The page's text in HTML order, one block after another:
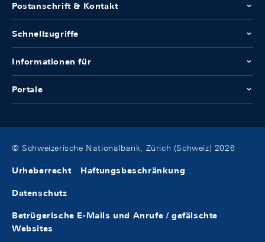
Postanschrift & Kontakt
Schnellzugriffe
Informationen für
Portale
© Schweizerische Nationalbank, Zürich (Schweiz) 2026
Urheberrecht Haftungsbeschränkung
Datenschutz
Betrügerische E-Mails und Anrufe / gefälschte
Websites